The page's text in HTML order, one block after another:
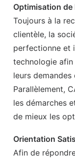
Optimisation de
Toujours à la
clientèle, la
perfectionne et
technologie
leurs
Parallèlement,
les démarches
de mieux les
Orientation
Afin de